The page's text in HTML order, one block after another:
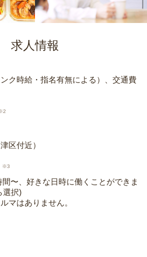
求人情報
ンク時給・指名有無による）、交通費
区付近）
※3
〜、好きな日時に働くことができま
選択)
マはありません。